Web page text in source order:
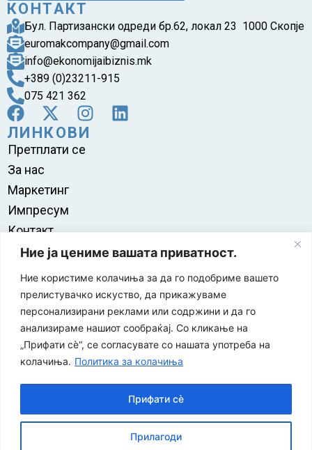
Ние ја цениме вашата приватност.
Ние користиме колачиња за да го подобриме вашето
прелистувачко искуство, да прикажуваме
персонализирани реклами или содржини и да го
анализираме нашиот сообраќај. Со кликање на
„Прифати сè“, се согласувате со нашата употреба на
колачиња. Политика за колачиња
Прилагоди
Прифати сè
КОНТАКТ
Бул. Партизански одреди бр.62, локал 23 1000 Скопје
euromakcompany@gmail.com
info@ekonomijaibiznis.mk
+389 (0)23211-915
075 421 362
ЛИНКОВИ
Претплати се
За нас
Маркетинг
Импресум
Контакт
Правила на користење
за заштита на печатени медиуми